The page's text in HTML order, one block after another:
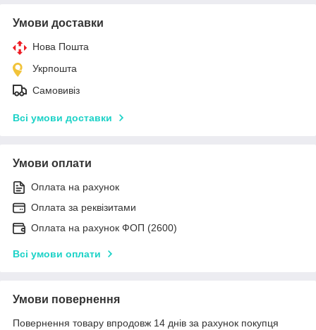
Умови доставки
Нова Пошта
Укрпошта
Самовивіз
Всі умови доставки
Умови оплати
Оплата на рахунок
Оплата за реквізитами
Оплата на рахунок ФОП (2600)
Всі умови оплати
Умови повернення
Повернення товару впродовж 14 днів за рахунок покупця